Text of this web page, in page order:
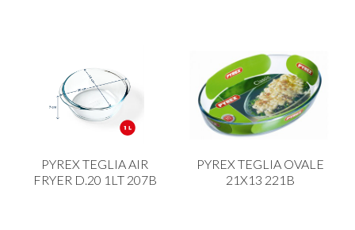
PYREX TEGLIA AIR
FRYER D.20 1LT 207B
PYREX TEGLIA OVALE
21X13 221B